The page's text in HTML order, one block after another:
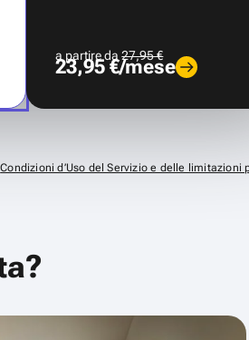
a partire da27,95 €
23,95 €/mese
Condizioni d’Uso del Servizio e delle limitazioni